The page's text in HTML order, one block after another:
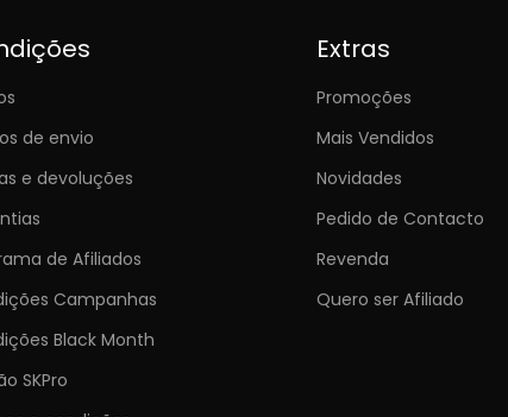
de envio
e devoluções
de Afiliados
Campanhas
Black Month
SKPro
Extras
Promoções
Mais Vendidos
Novidades
Pedido de Contacto
Revenda
Quero ser Afiliado